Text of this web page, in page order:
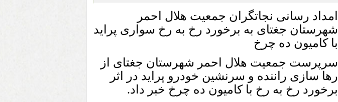
امداد رسانی نجاتگران جمعیت هلال احمر
شهرستان جغتای به برخورد رخ به رخ سواری پراید
با کامیون ده چرخ
سرپرست جمعیت هلال احمر شهرستان جغتای از
رها سازی راننده و سرنشین خودرو پراید در اثر
برخورد رخ به رخ با کامیون ده چرخ خبر داد.